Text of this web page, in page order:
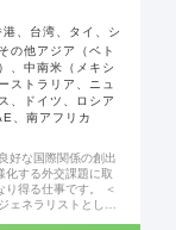
、台湾、タイ、シ
の他アジア（ベト
、中南米（メキシ
ストラリア、ニュ
、ドイツ、ロシア
、南アフリカ
好な国際関係の創出
化する外交課題に取
り得る仕事です。 ＜
ェネラリストとして